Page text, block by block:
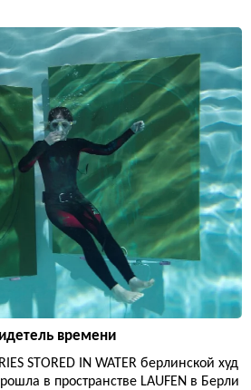
времени
STORED IN WATER берлинской худ
в пространстве LAUFEN в Берли